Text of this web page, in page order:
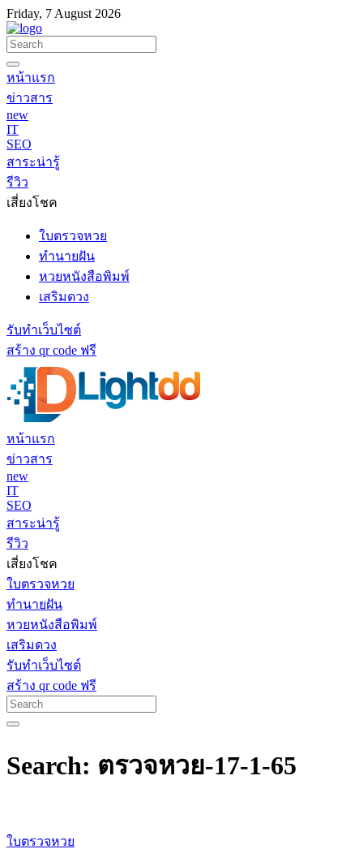
Friday, 7 August 2026
หน้าแรก
ข่าวสาร
new
IT
SEO
สาระน่ารู้
รีวิว
เสี่ยงโชค
ใบตรวจหวย
ทำนายฝัน
หวยหนังสือพิมพ์
เสริมดวง
รับทำเว็บไซต์
สร้าง qr code ฟรี
หน้าแรก
ข่าวสาร
new
IT
SEO
สาระน่ารู้
รีวิว
เสี่ยงโชค
ใบตรวจหวย
ทำนายฝัน
หวยหนังสือพิมพ์
เสริมดวง
รับทำเว็บไซต์
สร้าง qr code ฟรี
Search: ตรวจหวย-17-1-65
ใบตรวจหวย